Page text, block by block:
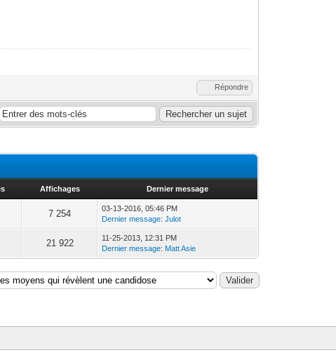
Répondre
Affichages Dernier message
7 254
03-13-2016, 05:46 PM
Dernier message:Julot
21 922
11-25-2013, 12:31 PM
Dernier message: Matt Asie